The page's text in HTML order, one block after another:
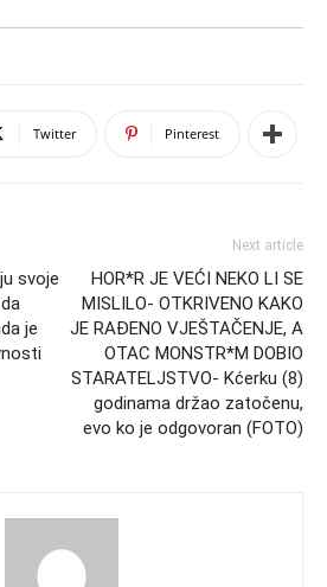
Twitter Pinterest
svoje
je
Next article
HOR*R JE VEĆI NEKO LI SE
MISLILO- OTKRIVENO KAKO
JE RAĐENO VJEŠTAČENJE, A
OTAC MONSTR*M DOBIO
STARATELJSTVO- Kćerku (8)
godinama držao zatočenu,
evo ko je odgovoran (FOTO)